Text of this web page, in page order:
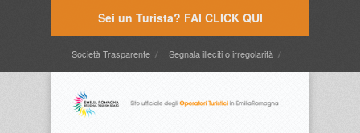
Sei un Turista? FAI CLICK QUI
Società Trasparente Segnala illeciti o irregolarità
Timbrature